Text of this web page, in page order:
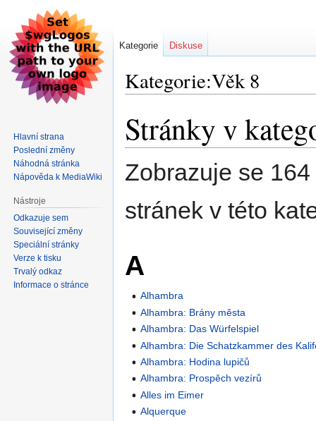
Kategorie:Věk 8
na
navigaci
na
vyhledávání
Stránky v
Zobrazuje se
stránek v této
A
Alhambra
Alhambra: Brány města
Alhambra: Das Würfelspiel
Alhambra: Die Schatzkammer des
Alhambra: Hodina lupičů
Alhambra: Prospěch vezírů
Alles im Eimer
Alquerque
Kategorie Diskuse
Hlavní strana
Poslední změny
Náhodná stránka
Nápověda k MediaWiki
Nástroje
Odkazuje sem
Související změny
Speciální stránky
Verze k tisku
Trvalý odkaz
Informace o stránce